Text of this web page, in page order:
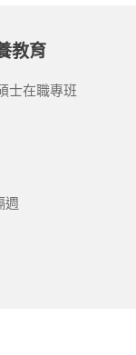
教育
士在職專班
週